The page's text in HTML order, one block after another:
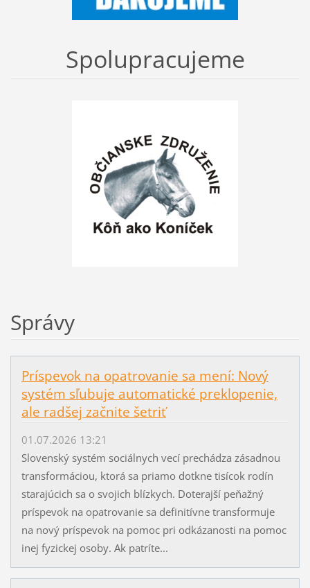
Spolupracujeme
Správy
Príspevok na opatrovanie sa mení: Nový
systém sľubuje automatické preklopenie,
ale radšej začnite šetriť
01.07.2026 13:21
Slovenský systém sociálnych vecí prechádza zásadnou
transformáciou, ktorá sa priamo dotkne tisícok rodín
starajúcich sa o svojich blízkych. Doterajší peňažný
príspevok na opatrovanie sa definitívne transformuje
na nový príspevok na pomoc pri odkázanosti na pomoc
inej fyzickej osoby. Ak patríte...